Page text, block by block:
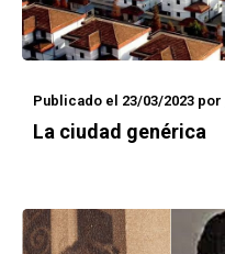
Publicado el 23/03/2023 por
La ciudad genérica